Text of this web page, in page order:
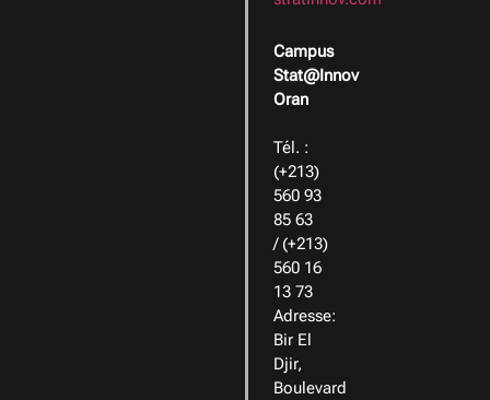
Campus
Stat@Innov
Oran
Tél. :
(+213)
560 93
85 63
/ (+213)
560 16
13 73
Adresse:
Bir El
Djir,
Boulevard